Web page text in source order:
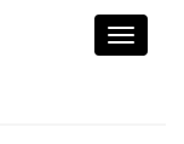
Toggle